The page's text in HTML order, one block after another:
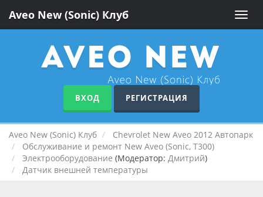
Toggle
Aveo New (Sonic) Клуб
ВХОД РЕГИСТРАЦИЯ
Aveo New (Sonic) Клуб
Chevrolet New Aveo 2012 Автопарк
Обслуживание и ремонт New Aveo (Sonic, T300)
Электрооборудование (Модератор: Дмитрий)
Датчик внешней температуры